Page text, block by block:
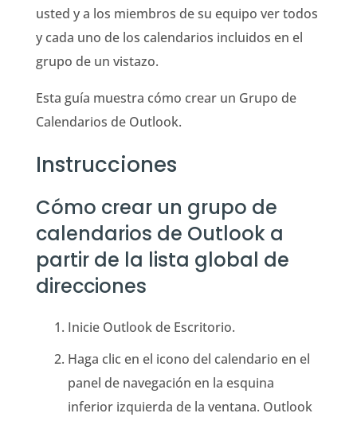
usted y a los miembros de su equipo ver todos
y cada uno de los calendarios incluidos en el
grupo de un vistazo.
Esta guía muestra cómo crear un Grupo de
Calendarios de Outlook.
Instrucciones
Cómo crear un grupo de
calendarios de Outlook a
partir de la lista global de
direcciones
Inicie Outlook de Escritorio.
Haga clic en el icono del calendario en el
panel de navegación en la esquina
inferior izquierda de la ventana. Outlook